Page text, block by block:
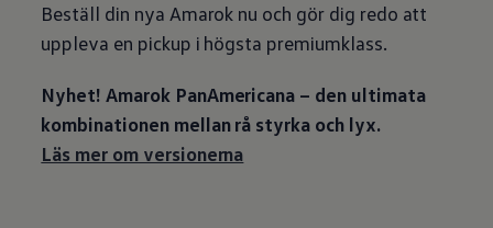
Beställ din nya Amarok nu och gör dig redo att
uppleva en pickup i högsta premiumklass.
Nyhet! Amarok PanAmericana – den ultimata
kombinationen mellan rå styrka och lyx.
Läs mer om versionerna